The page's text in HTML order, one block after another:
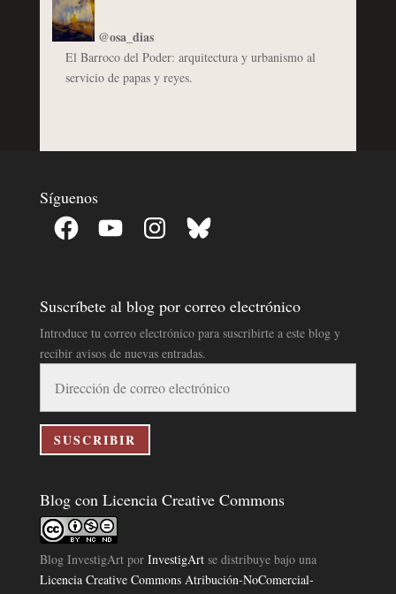
@osa_dias
El Barroco del Poder: arquitectura y urbanismo al
servicio de papas y reyes.
Síguenos
Facebook YouTube InstagramBluesky
Suscríbete al blog por correo electrónico
Introduce tu correo electrónico para suscribirte a este blog y
recibir avisos de nuevas entradas.
correo
electrónico
SUSCRIBIR
Blog con Licencia Creative Commons
Blog InvestigArtpor InvestigArtse distribuye bajo una
Licencia Creative Commons Atribución-NoComercial-